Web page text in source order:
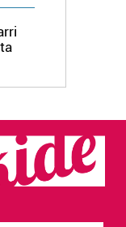
cookie-
eta
hori
Gehiago